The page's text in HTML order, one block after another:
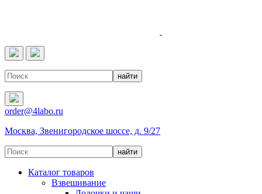
order@4labo.ru
Москва, Звенигородское шоссе, д. 9/27
Каталог товаров
Взвешивание